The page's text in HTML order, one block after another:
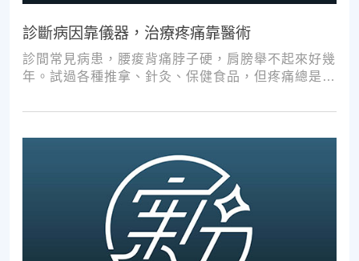
診斷病因靠儀器，治療疼痛靠醫術
診間常見病患，腰痠背痛脖子硬，肩膀舉不起來好幾
年。試過各種推拿、針灸、保健食品，但疼痛總是時